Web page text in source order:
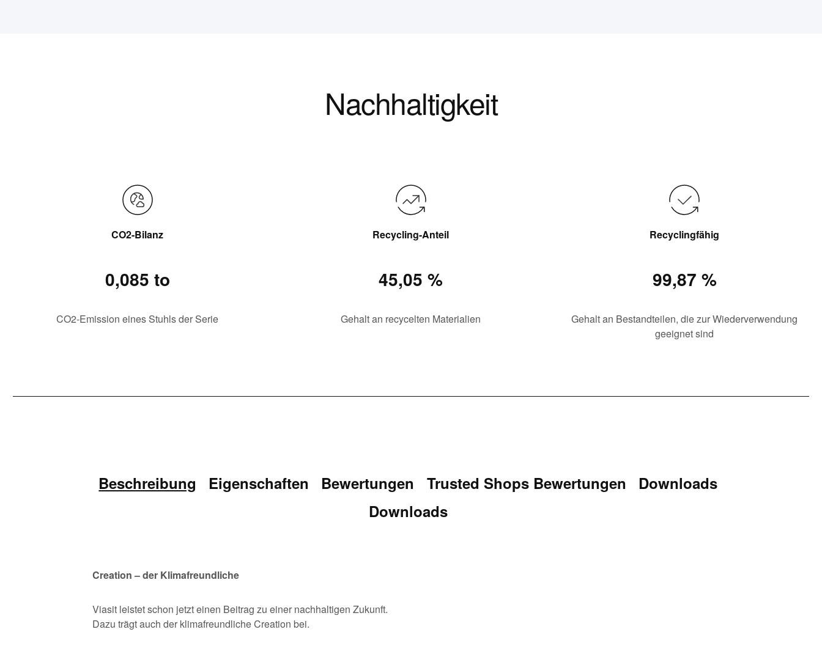
Nachhaltigkeit
CO2-Bilanz
0,085 to
CO2-Emission eines Stuhls der Serie
Recycling-Anteil
45,05 %
Gehalt an recycelten Materialien
Recyclingfähig
99,87 %
Gehalt an Bestandteilen, die zur Wiederverwendung
geeignet sind
Beschreibung Eigenschaften Bewertungen Trusted Shops Bewertungen
Downloads
Downloads
Creation – der Klimafreundliche
Viasit leistet schon jetzt einen Beitrag zu einer nachhaltigen Zukunft.
Dazu trägt auch der klimafreundliche Creation bei.